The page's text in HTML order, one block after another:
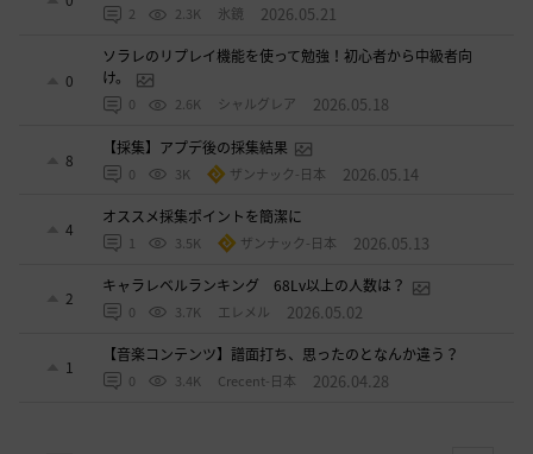
2 2.3K 氷鏡 2026.05.21
0
ソラレのリプレイ機能を使って勉強！初心者から中級者向
け。
0 2.6K シャルグレア 2026.05.18
8
【採集】アプデ後の採集結果
0 3K ザンナック-日本 2026.05.14
4
オススメ採集ポイントを簡潔に
1 3.5K ザンナック-日本 2026.05.13
2
キャラレベルランキング 68Lv以上の人数は？
0 3.7K エレメル 2026.05.02
1
【音楽コンテンツ】譜面打ち、思ったのとなんか違う？
0 3.4K Crecent-日本 2026.04.28